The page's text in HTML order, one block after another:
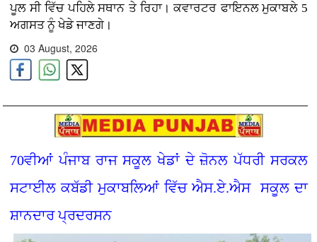
ਪੂਲ ਸੀ ਵਿੱਚ ਪਹਿਲੇ ਸਥਾਨ ਤੇ ਰਿਹਾ। ਕਵਾਰਟਰ ਫਾਇਨਲ ਮੁਕਾਬਲੇ 5
ਅਗਸਤ ਨੂੰ ਖੇਡੇ ਜਾਣਗੇ।
03 August, 2026
70ਵੀਆਂ ਪੰਜਾਬ ਰਾਜ ਸਕੂਲ ਖੇਡਾਂ ਦੇ ਜ਼ੋਨਲ ਪੱਧਰੀ ਸਰਕਲ
ਸਟਾਈਲ ਕਬੱਡੀ ਮੁਕਾਬਲਿਆਂ ਵਿੱਚ ਐਸ.ਏ.ਐਸ ਸਕੂਲ ਦਾ
ਸ਼ਾਨਦਾਰ ਪ੍ਰਦਰਸਨ